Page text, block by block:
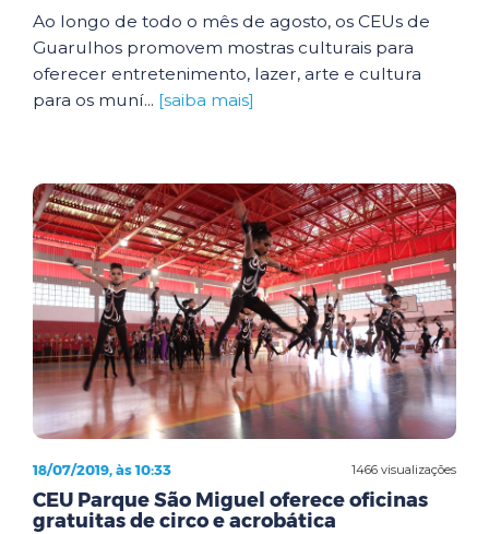
Ao longo de todo o mês de agosto, os CEUs de
Guarulhos promovem mostras culturais para
oferecer entretenimento, lazer, arte e cultura
para os muní... [saiba mais]
1466 visualizações
18/07/2019, às 10:33
CEU Parque São Miguel oferece oficinas
gratuitas de circo e acrobática